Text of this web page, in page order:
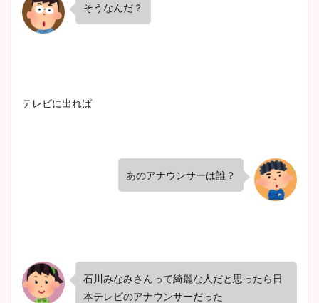
そうなんだ ？
テレビに出れば
あのアナウンサーは誰？
石川みなみさんって綺麗な人だと思ったら日
本テレビのアナウンサーだった